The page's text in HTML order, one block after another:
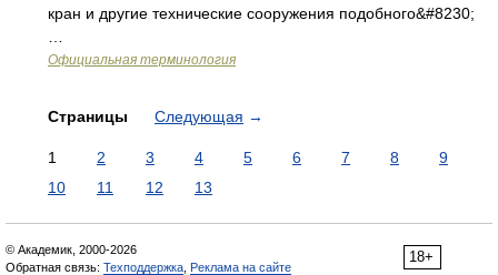
кран и другие технические сооружения подобного&#8230;
Официальная терминология
Страницы Следующая →
1 2 3 4 5 6 7 8
9
10
11 12 13
18+
© Академик, 2000-2026
Обратная связь: Техподдержка Реклама на сайте